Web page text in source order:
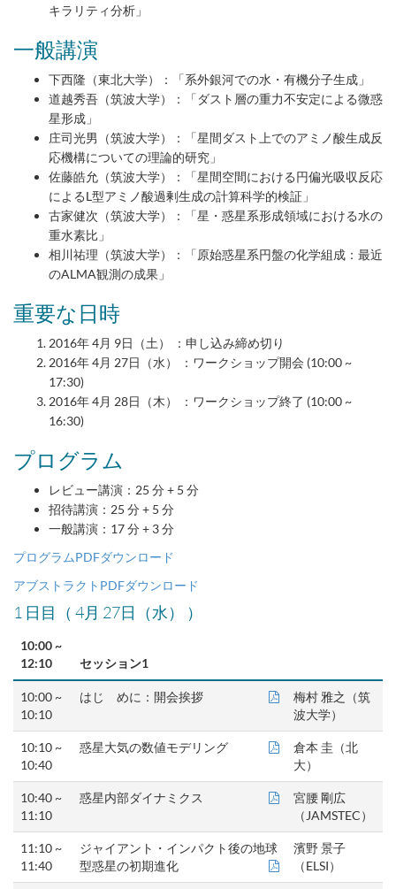
キラリティ分析」
一般講演
下西隆（東北大学）：「系外銀河での水・有機分子生成」
道越秀吾（筑波大学）：「ダスト層の重力不安定による微惑
星形成」
庄司光男（筑波大学）：「星間ダスト上でのアミノ酸生成反
応機構についての理論的研究」
佐藤皓允（筑波大学）：「星間空間における円偏光吸収反応
によるL型アミノ酸過剰生成の計算科学的検証」
古家健次（筑波大学）：「星・惑星系形成領域における水の
重水素比」
相川祐理（筑波大学）：「原始惑星系円盤の化学組成：最近
のALMA観測の成果」
重要な日時
2016年 4月 9日（土） ：申し込み締め切り
2016年 4月 27日（水） ：ワークショップ開会 (10:00 ~
17:30)
2016年 4月 28日（木） ：ワークショップ終了 (10:00 ~
16:30)
プログラム
レビュー講演：25 分 + 5 分
招待講演：25 分 + 5 分
一般講演：17 分 + 3 分
プログラムPDFダウンロード
アブストラクトPDFダウンロード
1 日目（ 4月 27日（水） ）
10:00 ~
12:10
セッション1
10:00 ~
10:10
はじ゙めに：開会挨拶
梅村 雅之（筑
波大学）
10:10 ~
10:40
惑星大気の数値モデリング
倉本 圭（北
大）
10:40 ~
11:10
惑星内部ダイナミクス
宮腰 剛広
（JAMSTEC）
11:10 ~
11:40
ジャイアント・インパクト後の地球
型惑星の初期進化
濱野 景子
（ELSI）